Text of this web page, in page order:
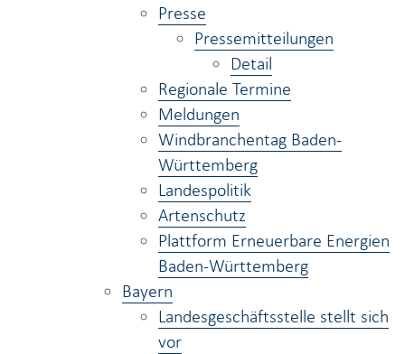
Presse
Pressemitteilungen
Detail
Regionale Termine
Meldungen
Windbranchentag Baden-
Württemberg
Landespolitik
Artenschutz
Plattform Erneuerbare Energien
Baden-Württemberg
Bayern
Landesgeschäftsstelle stellt sich
vor